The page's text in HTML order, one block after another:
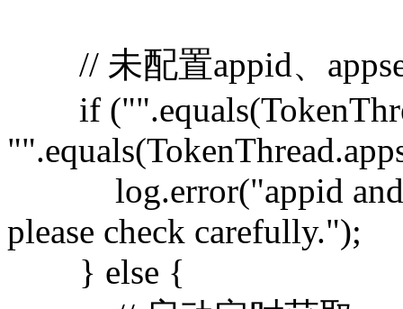
// 未配置appid、
if
log.error("appid and
please check carefully.");
} else {